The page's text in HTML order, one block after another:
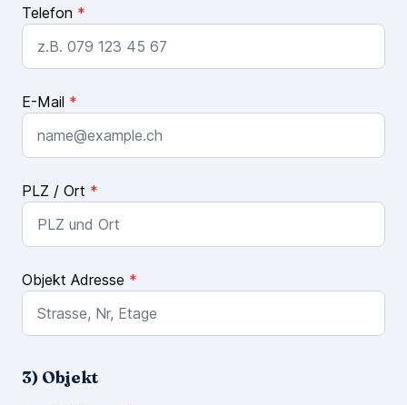
Telefon *
E-Mail *
PLZ / Ort *
Objekt Adresse *
3) Objekt